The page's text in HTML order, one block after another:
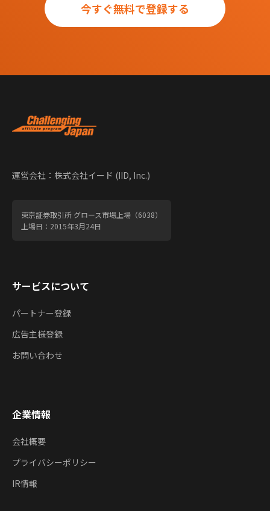
今すぐ無料で登録する
運営会社：株式会社イード (IID, Inc.)
東京証券取引所 グロース市場上場（6038）
上場日：2015年3月24日
サービスについて
パートナー登録
広告主様登録
お問い合わせ
企業情報
会社概要
プライバシーポリシー
IR情報